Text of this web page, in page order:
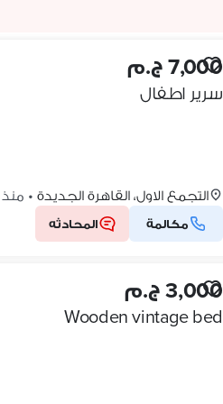
7,000 ج.م
سرير اطفال
التجمع الاول، القاهرة الجديدة • منذ 2
مكالمة المحادثه
3,000 ج.م
Wooden vintage bed